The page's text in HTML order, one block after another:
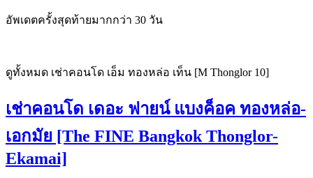
อัพเดตครั้งสุดท้ายมากกว่า 30 วัน
ดูทั้งหมด เช่าคอนโด เอ็ม ทองหล่อ เท็น [M Thonglor 10]
เช่าคอนโด เดอะ ฟายน์ แบงค็อค ทองหล่อ-
เอกมัย [The FINE Bangkok Thonglor-
Ekamai]